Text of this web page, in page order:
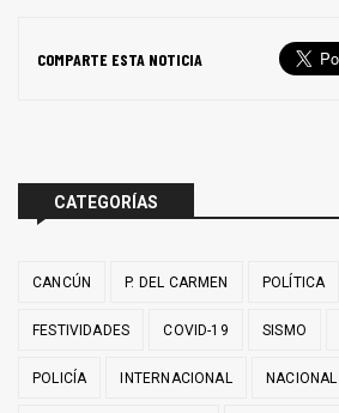
COMPARTE ESTA NOTICIA
CATEGORÍAS
CANCÚN P. DEL CARMEN POLÍTICA
FESTIVIDADES COVID-19 SISMO
POLICÍA INTERNACIONAL NACIONAL